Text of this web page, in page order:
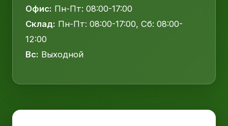
Офис: Пн-Пт: 08:00-17:00
Склад: Пн-Пт: 08:00-17:00, Сб: 08:00-
12:00
Вс: Выходной